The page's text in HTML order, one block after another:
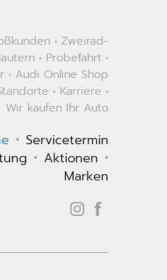
• Zweirad-
• Probefahrt •
• Audi Online Shop
• Karriere •
Wir kaufen Ihr Auto
• Servicetermin
• Aktionen •
Marken